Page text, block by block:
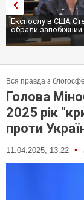
Експослу в США
обрали запобіжний
Вся правда з
Голова
2025 рік
проти
11.04.2025, 13:22 •